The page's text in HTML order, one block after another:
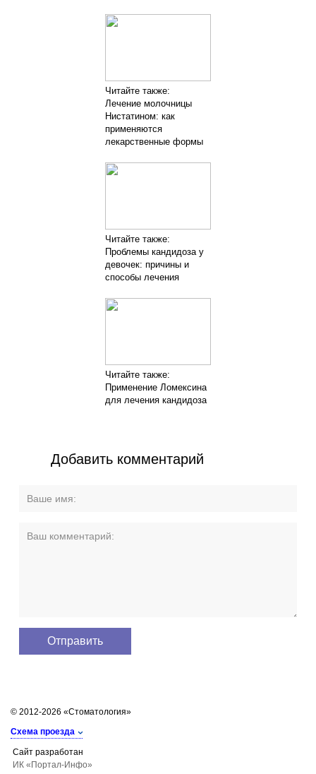
Читайте также:
Лечение молочницы
Нистатином: как
применяются
лекарственные формы
Читайте также:
Проблемы кандидоза у
девочек: причины и
способы лечения
Читайте также:
Применение Ломексина
для лечения кандидоза
Добавить комментарий
© 2012-2026 «Стоматология»
Схема проезда
Сайт разработан
ИК «Портал-Инфо»